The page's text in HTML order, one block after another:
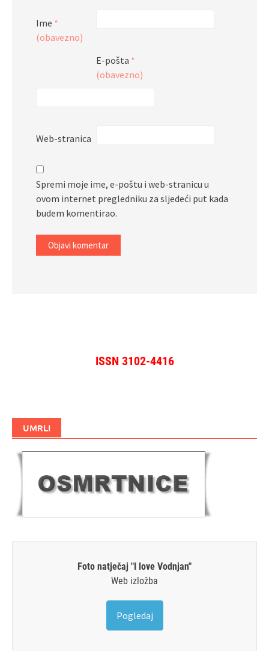
Ime *
(obavezno)
E-pošta *
(obavezno)
Web-stranica
Spremi moje ime, e-poštu i web-stranicu u
ovom internet pregledniku za sljedeći put kada
budem komentirao.
ISSN 3102-4416
UMRLI
Foto natječaj "I love Vodnjan"
Web izložba
Pogledaj